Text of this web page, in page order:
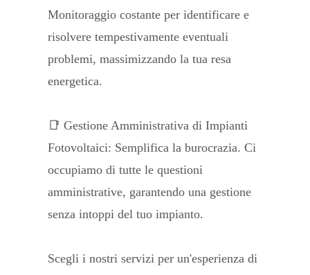
Monitoraggio costante per identificare e
risolvere tempestivamente eventuali
problemi, massimizzando la tua resa
energetica.
📑 Gestione Amministrativa di Impianti
Fotovoltaici: Semplifica la burocrazia. Ci
occupiamo di tutte le questioni
amministrative, garantendo una gestione
senza intoppi del tuo impianto.
Scegli i nostri servizi per un'esperienza di